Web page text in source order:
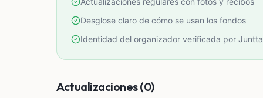
Desglose claro de cómo se usan los fondos
Identidad del organizador verificada por Juntta
Actualizaciones (0)